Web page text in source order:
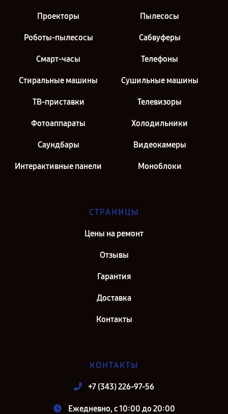
Проекторы Пылесосы
Роботы-пылесосы Сабвуферы
Смарт-часы Телефоны
Стиральные машины Сушильные машины
ТВ-приставки Телевизоры
Фотоаппараты Холодильники
Саундбары Видеокамеры
Интерактивные панели Моноблоки
СТРАНИЦЫ
Цены на ремонт
Отзывы
Гарантия
Доставка
Контакты
КОНТАКТЫ
+7 (343) 226-97-56
Ежедневно, с 10:00 до 20:00